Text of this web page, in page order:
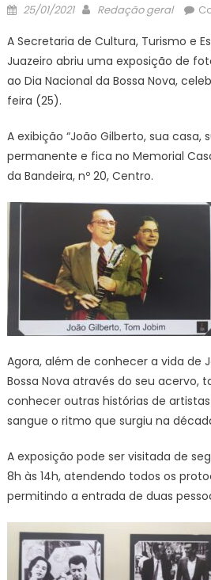
Posted
25/01/2021 Author
Redação geral
A Secretaria de Cultura, Turismo e
Juazeiro abriu uma exposição de
ao Dia Nacional da Bossa Nova,
feira (25).
A exibição “João Gilberto, sua casa,
permanente e fica no Memorial
da Bandeira, nº 20, Centro.
Agora, além de conhecer a vida de
Bossa Nova através do seu acervo,
conhecer outras histórias de
sangue o ritmo que surgiu na
A exposição pode ser visitada de
8h às 14h, atendendo todos os
permitindo a entrada de duas